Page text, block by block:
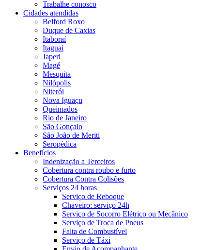
Trabalhe conosco
Cidades atendidas
Belford Roxo
Duque de Caxias
Itaboraí
Itaguaí
Japeri
Magé
Mesquita
Nilópolis
Niterói
Nova Iguaçu
Queimados
Rio de Janeiro
São Gonçalo
São João de Meriti
Seropédica
Benefícios
Indenização a Terceiros
Cobertura contra roubo e furto
Cobertura Contra Colisões
Serviços 24 horas
Serviço de Reboque
Chaveiro: serviço 24h
Serviço de Socorro Elétrico ou Mecânico
Serviço de Troca de Pneus
Falta de Combustível
Serviço de Táxi